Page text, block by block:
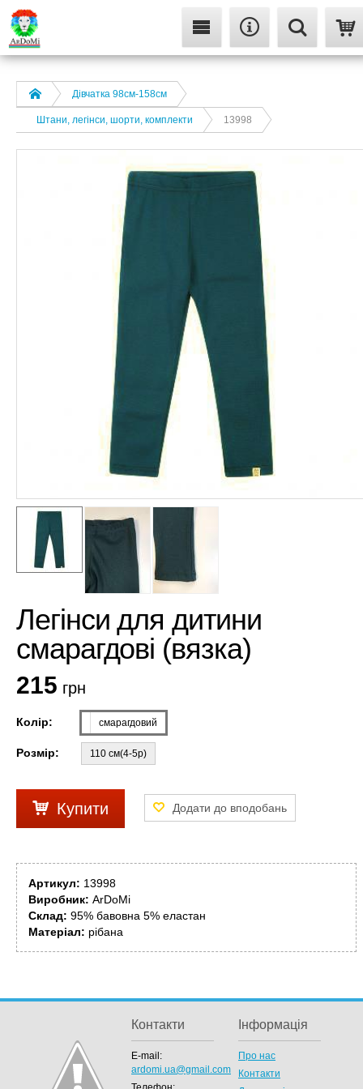
Дівчатка 98cм-158см
Штани, легінси, шорти, комплекти 13998
Легінси для дитини
смарагдові (вязка)
215 грн
Колір: смарагдовий
Розмір: 110 см(4-5р)
Купити
Артикул: 13998
Виробник: ArDoMi
Склад: 95% бавовна 5% еластан
Матеріал: рібана
Контакти
E-mail:
ardomi.ua@gmail.com
Інформація
Про нас
Контакти